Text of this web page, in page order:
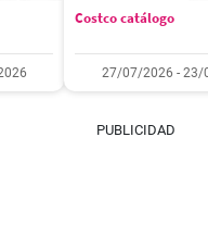
Costco catálogo
27/07/2026 - 23/
PUBLICIDAD